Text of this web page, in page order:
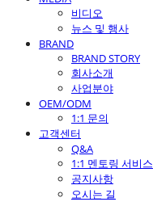
비디오
뉴스 및 행사
BRAND
BRAND STORY
회사소개
사업분야
OEM/ODM
1:1 문의
고객센터
Q&A
1:1 멘토링 서비스
공지사항
오시는 길